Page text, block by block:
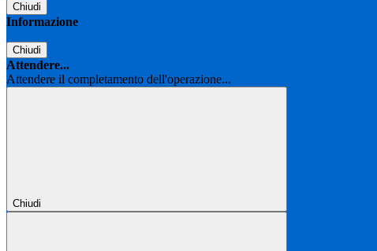
Chiudi
Informazione
Chiudi
Attendere...
Attendere il completamento dell'operazione...
Chiudi